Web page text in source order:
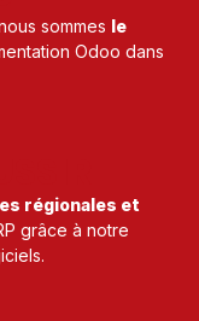
sommes le
Odoo dans
régionales et
grâce à notre